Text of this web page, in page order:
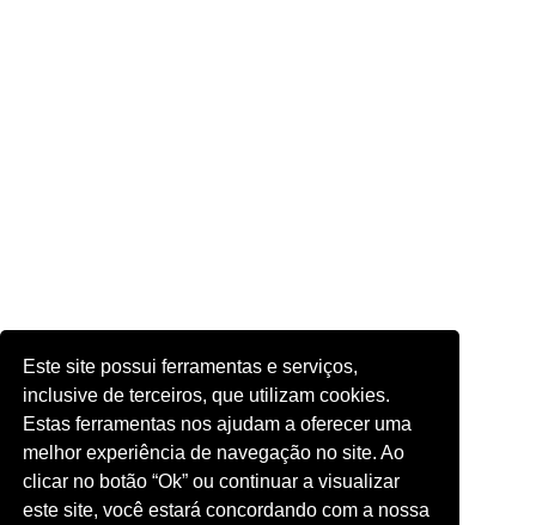
Este site possui ferramentas e serviços,
inclusive de terceiros, que utilizam cookies.
Estas ferramentas nos ajudam a oferecer uma
melhor experiência de navegação no site. Ao
clicar no botão “Ok” ou continuar a visualizar
este site, você estará concordando com a nossa